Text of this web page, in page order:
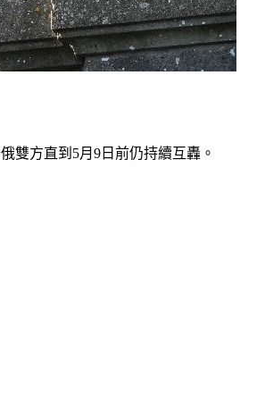
雙方直到5月9日前仍持續互轟。